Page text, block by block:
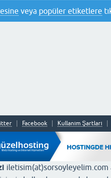
veya popüler etiketlere
Facebook Kullanım Şartları